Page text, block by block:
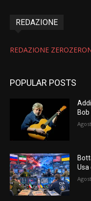
REDAZIONE
REDAZIONE
POPULAR POSTS
Usa